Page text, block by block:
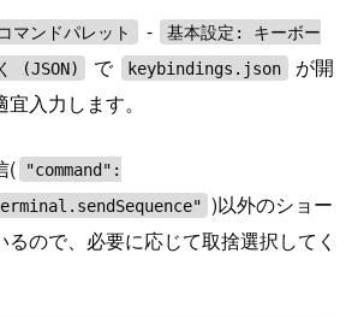
コマンドパレット -
基本設定: キーボー
(JSON)
で keybindings.json
が開
入力します。
(
"command":
)以外のショー
るので、必要に応じて取捨選択してく